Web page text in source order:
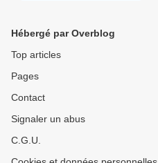
Hébergé par Overblog
Top articles
Pages
Contact
Signaler un abus
C.G.U.